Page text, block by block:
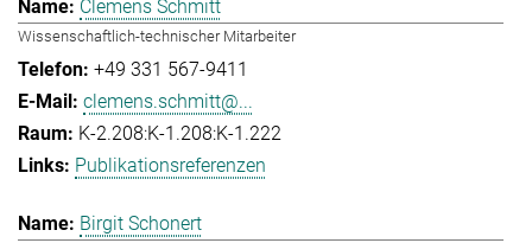
Clemens Schmitt
Wissenschaftlich-technischer Mitarbeiter
+49 331 567-9411
clemens.schmitt@...
K-2.208:K-1.208:K-1.222
Publikationsreferenzen
Birgit Schonert